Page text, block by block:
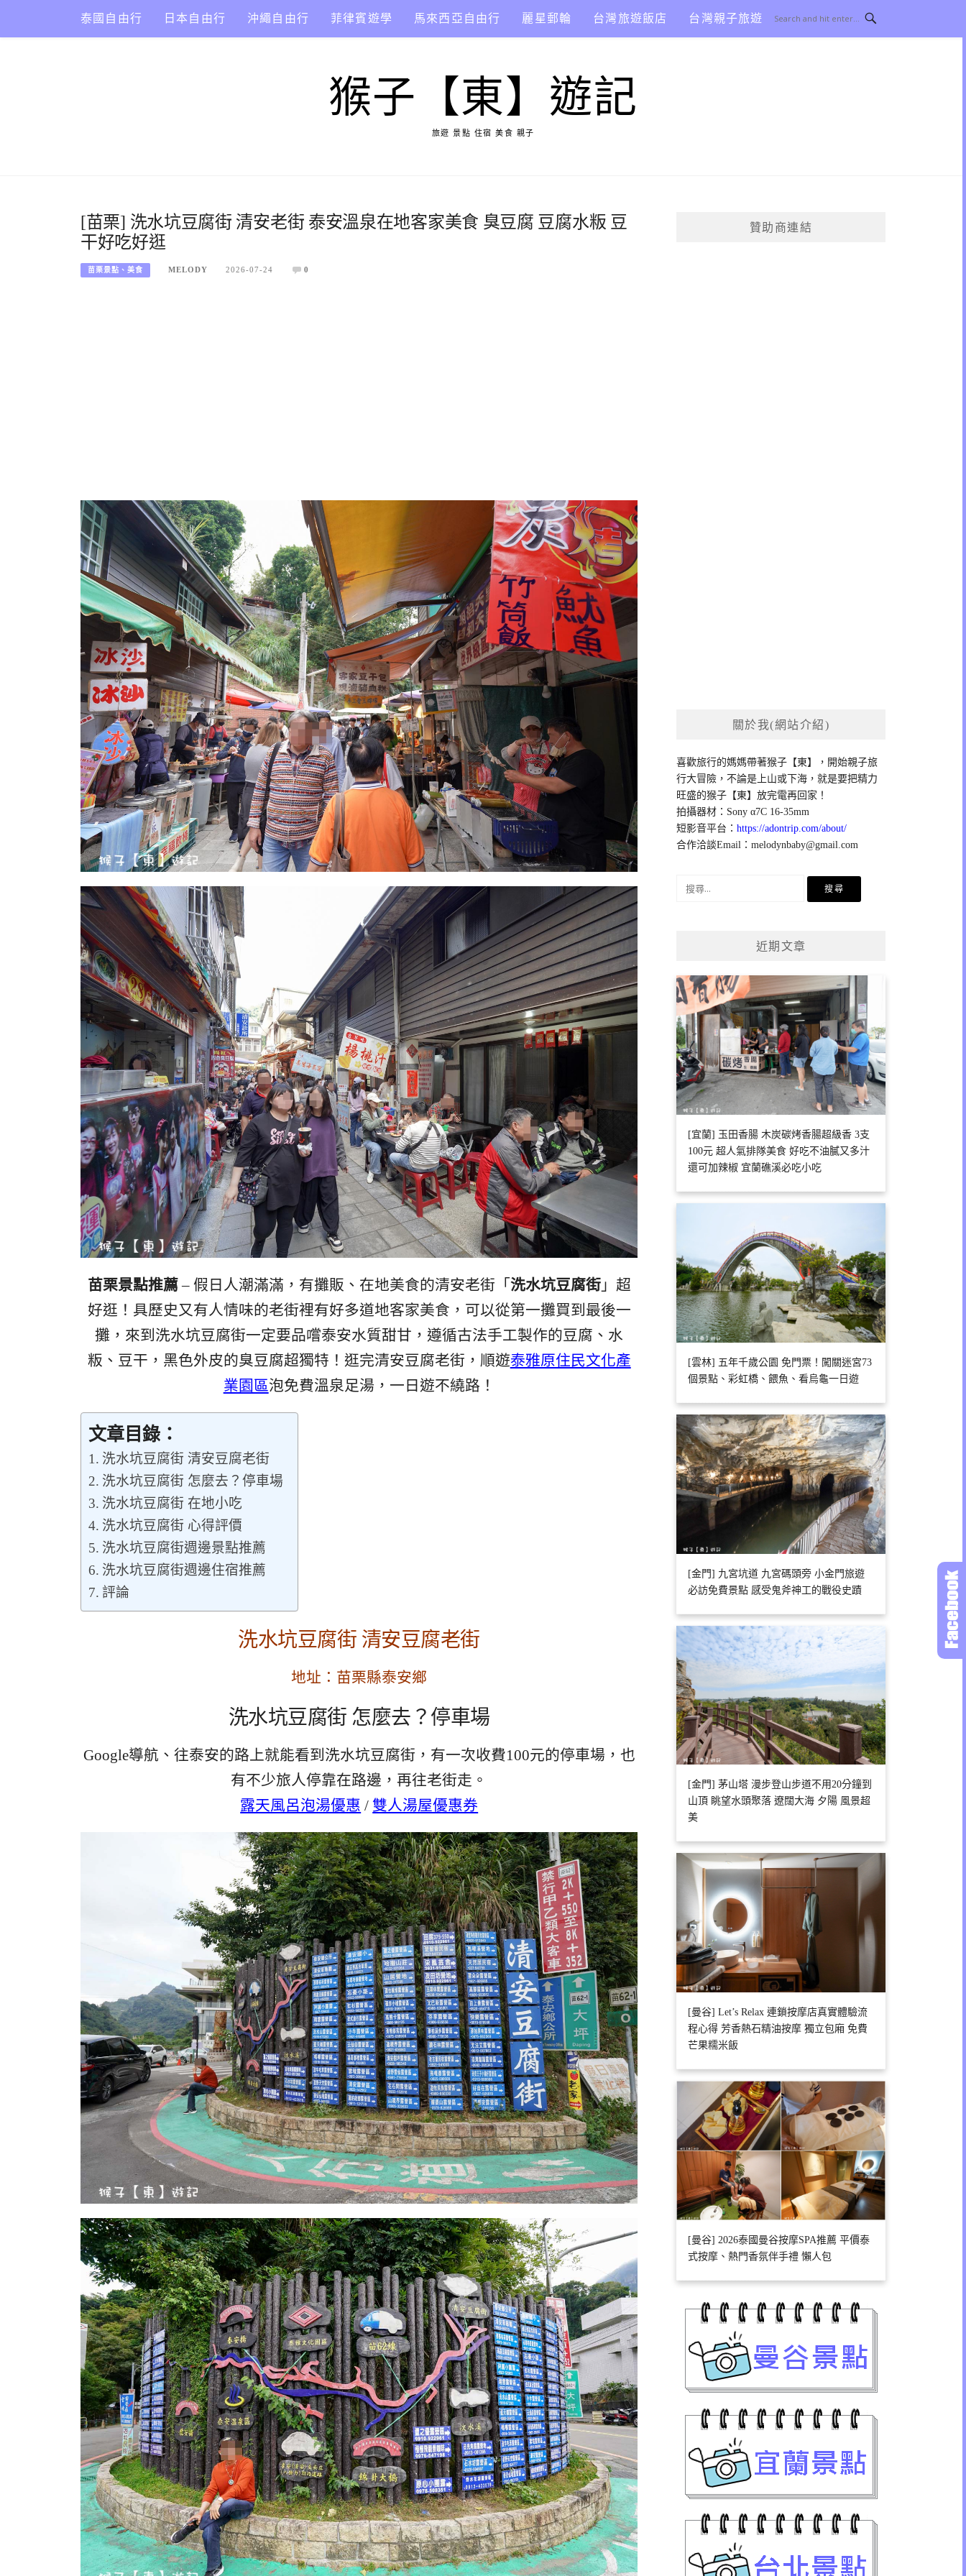
content
泰國自由行 日本自由行 沖繩自由行 菲律賓遊學 馬來西亞自由行 麗星郵輪 台灣旅遊飯店 台灣親子旅遊
猴子【東】遊記
旅遊 景點 住宿 美食 親子
[苗栗] 洗水坑豆腐街 清安老街 泰安溫泉在地客家美食 臭豆腐 豆腐水粄 豆
干好吃好逛
苗栗景點、美食 MELODY 2026-07-24 0
苗栗景點推薦– 假日人潮滿滿，有攤販、在地美食的清安老街「 洗水坑豆腐街」超
好逛！具歷史又有人情味的老街裡有好多道地客家美食，可以從第一攤買到最後一
攤，來到洗水坑豆腐街一定要品嚐泰安水質甜甘，遵循古法手工製作的豆腐、水
粄、豆干，黑色外皮的臭豆腐超獨特！逛完清安豆腐老街，順遊泰雅原住民文化產
業園區泡免費溫泉足湯，一日遊不繞路！
文章目錄：
洗水坑豆腐街 清安豆腐老街
洗水坑豆腐街 怎麼去？停車場
洗水坑豆腐街 在地小吃
洗水坑豆腐街 心得評價
洗水坑豆腐街週邊景點推薦
洗水坑豆腐街週邊住宿推薦
評論
洗水坑豆腐街 清安豆腐老街
地址：苗栗縣泰安鄉
洗水坑豆腐街 怎麼去？停車場
Google導航、往泰安的路上就能看到洗水坑豆腐街，有一次收費100元的停車場，也
有不少旅人停靠在路邊，再往老街走。
露天風呂泡湯優惠 / 雙人湯屋優惠券
贊助商連結
關於我(網站介紹)
喜歡旅行的媽媽帶著猴子【東】，開始親子旅
行大冒險，不論是上山或下海，就是要把精力
旺盛的猴子【東】放完電再回家！
拍攝器材：Sony α7C 16-35mm
短影音平台：https://adontrip.com/about/
合作洽談Email：melodynbaby@gmail.com
近期文章
[宜蘭] 玉田香腸 木炭碳烤香腸超級香 3支
100元 超人氣排隊美食 好吃不油膩又多汁
還可加辣椒 宜蘭礁溪必吃小吃
[雲林] 五年千歲公園 免門票！闖關迷宮73
個景點、彩虹橋、餵魚、看烏龜一日遊
[金門] 九宮坑道 九宮碼頭旁 小金門旅遊
必訪免費景點 感受鬼斧神工的戰役史蹟
[金門] 茅山塔 漫步登山步道不用20分鐘到
山頂 眺望水頭聚落 遼闊大海 夕陽 風景超
美
[曼谷] Let’s Relax 連鎖按摩店真實體驗流
程心得 芳香熱石精油按摩 獨立包廂 免費
芒果糯米飯
[曼谷] 2026泰國曼谷按摩SPA推薦 平價泰
式按摩、熱門香氛伴手禮 懶人包